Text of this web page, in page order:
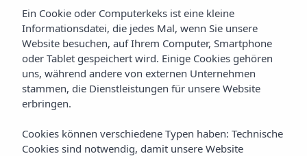
Gastronomie
Vibra Isola Hotel
Ein Cookie oder Computerkeks ist eine kleine
Informationsdatei, die jedes Mal, wenn Sie unsere
Website besuchen, auf Ihrem Computer, Smartphone
oder Tablet gespeichert wird. Einige Cookies gehören
uns, während andere von externen Unternehmen
stammen, die Dienstleistungen für unsere Website
erbringen.
Cookies können verschiedene Typen haben: Technische
Cookies sind notwendig, damit unsere Website